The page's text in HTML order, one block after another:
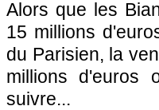
Alors que les
15 millions
du Parisien, la
millions d'euros
suivre...